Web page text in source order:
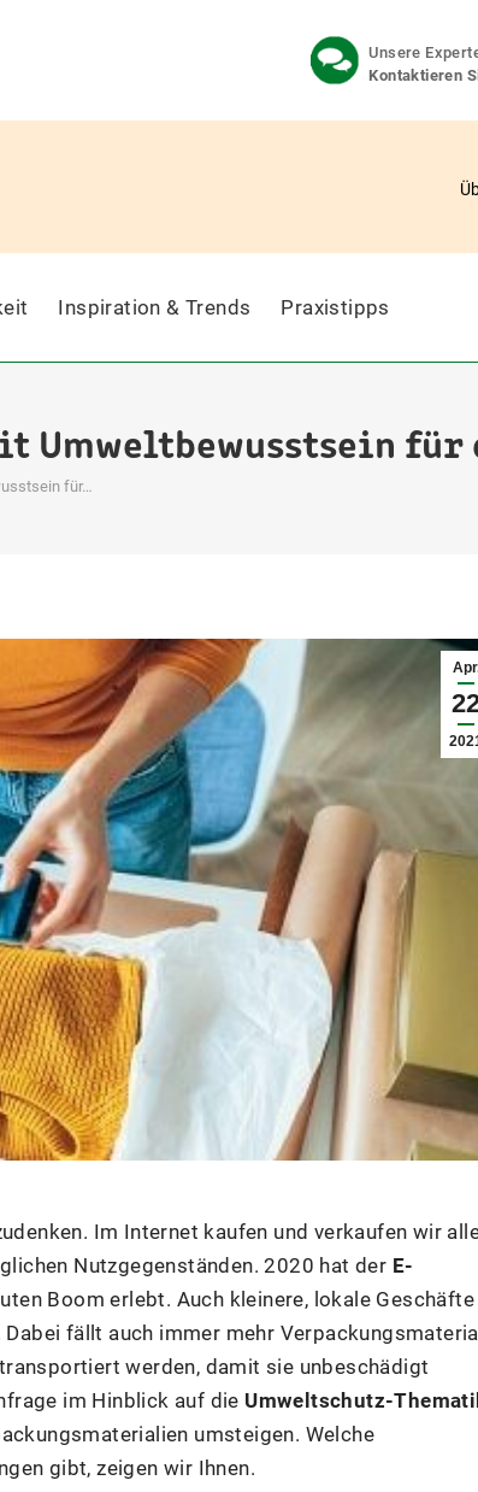
Unsere
Kontaktieren
Inspiration & Trends Praxistipps
Umweltbewusstsein
für…
Im Internet kaufen und verkaufen wir
Nutzgegenständen. 2020 hat der E-
Boom erlebt. Auch kleinere, lokale Geschäfte
fällt auch immer mehr
werden, damit sie unbeschädigt
im Hinblick auf die Umweltschutz-
umsteigen. Welche
gibt, zeigen wir Ihnen.